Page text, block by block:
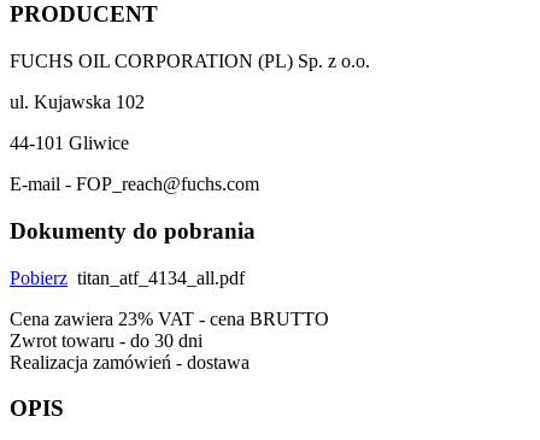
PRODUCENT
FUCHS OIL CORPORATION (PL) Sp. z o.o.
ul. Kujawska 102
44-101 Gliwice
E-mail - FOP_reach@fuchs.com
Dokumenty do pobrania
Pobierz titan_atf_4134_all.pdf
Cena zawiera 23% VAT - cena BRUTTO
Zwrot towaru - do 30 dni
Realizacja zamówień - dostawa
OPIS